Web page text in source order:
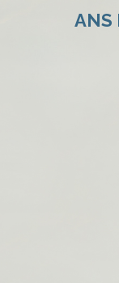
ANS